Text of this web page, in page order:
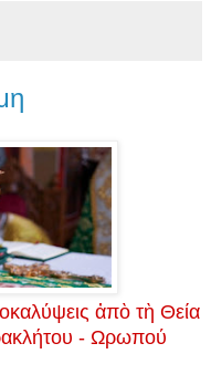
ἀπὸ τὴ Θεία
- Ωρωπού